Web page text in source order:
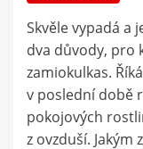
Skvěle vypadá a
dva důvody, pro
zamiokulkas.
v poslední době
pokojových
z ovzduší.